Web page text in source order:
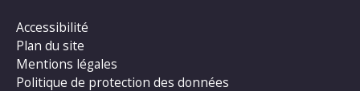
Accessibilité
Plan du site
Mentions légales
Politique de protection des données